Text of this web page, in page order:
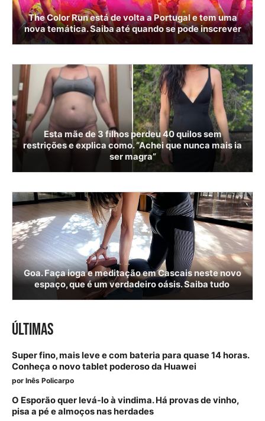
The Color Run está de volta a Portugal e tem uma
nova temática. Saiba até quando se pode inscrever
Esta mãe de 3 filhos perdeu 40 quilos sem
restrições e explica como. “Achei que nunca mais ia
ser magra”
Goa. Faça ioga e meditação em Cascais neste novo
espaço, que é um verdadeiro oásis. Saiba tudo
ÚLTIMAS
Super fino, mais leve e com bateria para quase 14 horas.
Conheça o novo tablet poderoso da Huawei
por Inês Policarpo
O Esporão quer levá-lo à vindima. Há provas de vinho,
pisa a pé e almoços nas herdades